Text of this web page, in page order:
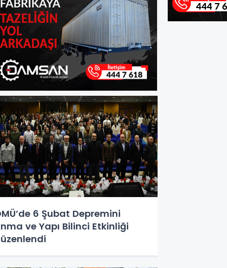
6 Şubat Depremini
ve Yapı Bilinci Etkinliği